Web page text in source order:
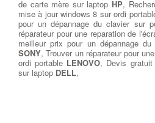
de carte mère sur laptop HP,
mise à jour windows 8 sur ordi
pour un dépannage du clavier sur
réparateur pour une reparation de
meilleur prix pour un dépannage
SONY, Trouver un réparateur pour
ordi portable LENOVO, Devis gratuit
sur laptop DELL,